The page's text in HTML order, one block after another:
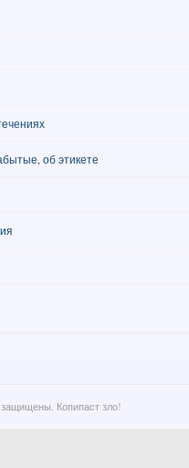
об этикете
Копипаст зло!